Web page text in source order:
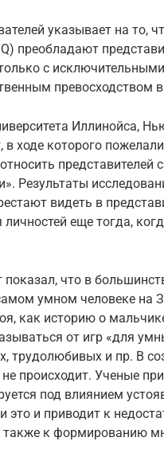
указывает на
преобладают
с
превосходством
Иллинойса,
в ходе которого
Результаты
видеть в
еще тогда,
показал, что в
умном человеке на
как историю о
от игр «для
трудолюбивых и пр. В
не происходит. Ученые
под влиянием
это и приводит к
также к формированию